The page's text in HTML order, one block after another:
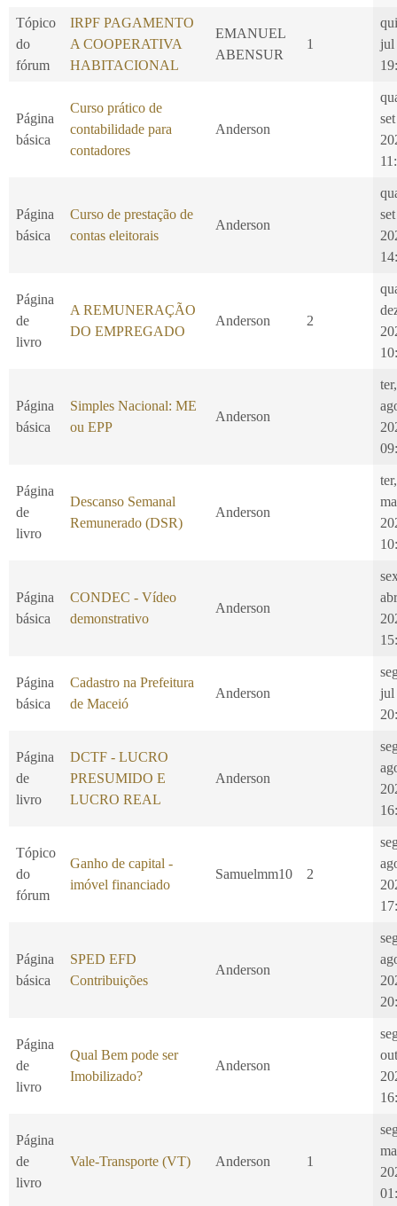
Tópico
do
fórum
IRPF PAGAMENTO
A COOPERATIVA
HABITACIONAL
EMANUEL
ABENSUR
1
jul
Página
básica
Curso prático de
contabilidade para
contadores
Anderson
set
Página
básica
Curso de prestação de
contas eleitorais
Anderson
set
Página
de
livro
A REMUNERAÇÃO
DO EMPREGADO
Anderson 2
Página
básica
Simples Nacional: ME
ou EPP
Anderson
Página
de
livro
Descanso Semanal
Remunerado (DSR)
Anderson
Página
básica
CONDEC - Vídeo
demonstrativo
Anderson
abr
Página
básica
Cadastro na Prefeitura
de Maceió
Anderson
jul
Página
de
livro
DCTF - LUCRO
PRESUMIDO E
LUCRO REAL
Anderson
Tópico
do
fórum
Ganho de capital -
imóvel financiado
Samuelmm10 2
Página
básica
SPED EFD
Contribuições
Anderson
Página
de
livro
Qual Bem pode ser
Imobilizado?
Anderson
out
Página
de
livro
Vale-Transporte (VT) Anderson 1